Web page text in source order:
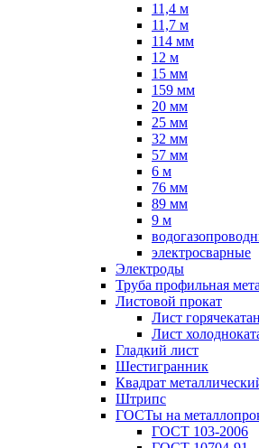
11,4 м
11,7 м
114 мм
12 м
15 мм
159 мм
20 мм
25 мм
32 мм
57 мм
6 м
76 мм
89 мм
9 м
электросварные
Электроды
Труба профильная
Листовой прокат
Лист
Лист
Гладкий лист
Шестигранник
Квадрат
Штрипс
ГОСТы на
ГОСТ 103-2006